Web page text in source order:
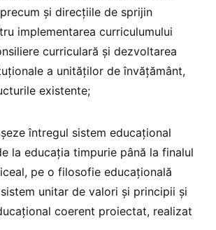
și direcțiile de sprijin
implementarea curriculumului
curriculară și dezvoltarea
a unităților de învățământ,
existente;
întregul sistem educațional
la educația timpurie până la finalul
pe o filosofie educațională
unitar de valori și principii și
coerent proiectat, realizat